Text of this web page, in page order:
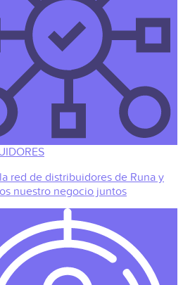
red de distribuidores de Runa y
nuestro negocio juntos